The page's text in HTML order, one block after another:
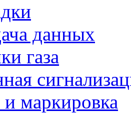
данных
газа
и маркировка